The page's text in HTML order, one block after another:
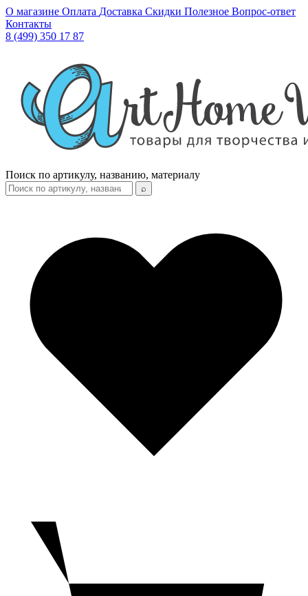
О магазине Оплата Доставка Скидки Полезное Вопрос-ответ
Контакты
8 (499) 350 17 87
Поиск по артикулу, названию, материалу
⌕